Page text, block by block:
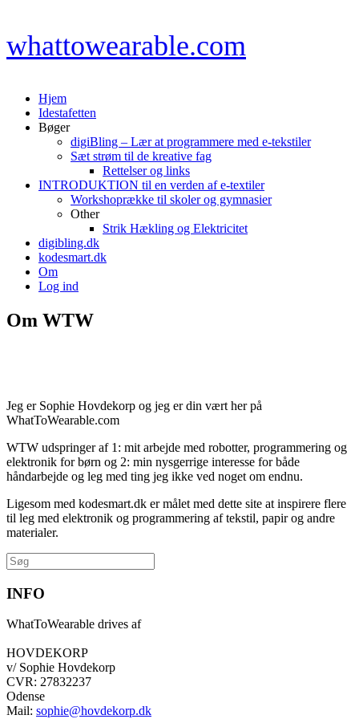
til
indhold
whattowearable.com
Hjem
Idestafetten
Bøger
digiBling – Lær at programmere med e-tekstiler
Sæt strøm til de kreative fag
Rettelser og links
INTRODUKTION til en verden af e-textiler
Workshoprække til skoler og gymnasier
Other
Strik Hækling og Elektricitet
digibling.dk
kodesmart.dk
Om
Log ind
Om WTW
Jeg er Sophie Hovdekorp og jeg er din vært her på
WhatToWearable.com
WTW udspringer af 1: mit arbejde med robotter, programmering og
elektronik for børn og 2: min nysgerrige interesse for både
håndarbejde og leg med ting jeg ikke ved noget om endnu.
Ligesom med kodesmart.dk er målet med dette site at inspirere flere
til leg med elektronik og programmering af tekstil, papir og andre
materialer.
Søg
efter:
INFO
WhatToWearable drives af
HOVDEKORP
v/ Sophie Hovdekorp
CVR: 27832237
Odense
Mail: sophie@hovdekorp.dk